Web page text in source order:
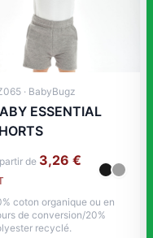
· BabyBugz
ESSENTIAL
de 3,26 €
coton organique ou en
de conversion/20%
recyclé.